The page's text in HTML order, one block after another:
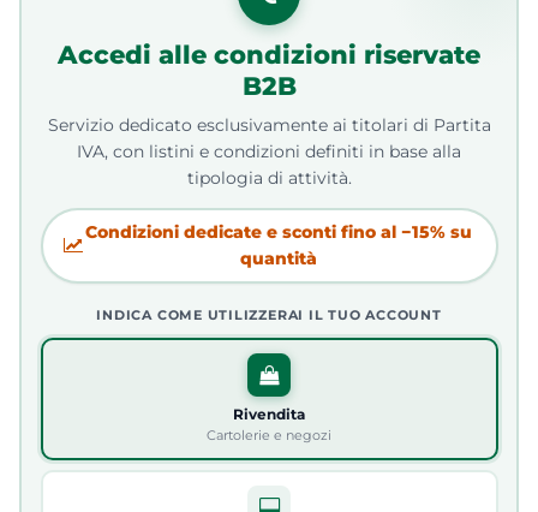
Accedi alle condizioni riservate
B2B
Servizio dedicato esclusivamente ai titolari di Partita
IVA, con listini e condizioni definiti in base alla
tipologia di attività.
Condizioni dedicate e sconti fino al −15% su
quantità
INDICA COME UTILIZZERAI IL TUO ACCOUNT
Rivendita
Cartolerie e negozi